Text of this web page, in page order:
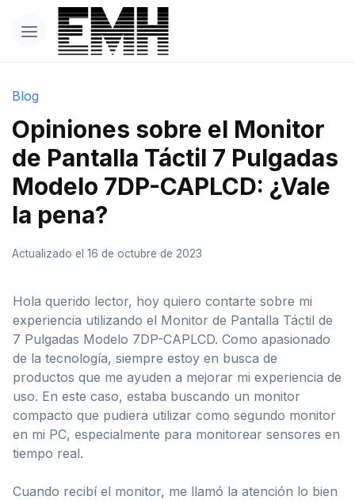
Blog
Opiniones sobre el Monitor
de Pantalla Táctil 7 Pulgadas
Modelo 7DP-CAPLCD: ¿Vale
la pena?
Actualizado el 16 de octubre de 2023
Hola querido lector, hoy quiero contarte sobre mi
experiencia utilizando el Monitor de Pantalla Táctil de
7 Pulgadas Modelo 7DP-CAPLCD. Como apasionado
de la tecnología, siempre estoy en busca de
productos que me ayuden a mejorar mi experiencia de
uso. En este caso, estaba buscando un monitor
compacto que pudiera utilizar como segundo monitor
en mi PC, especialmente para monitorear sensores en
tiempo real.
Cuando recibí el monitor, me llamó la atención lo bien